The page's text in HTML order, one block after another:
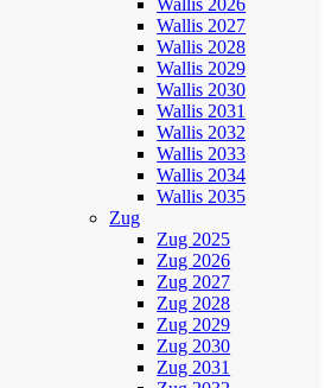
Wallis 2026
Wallis 2027
Wallis 2028
Wallis 2029
Wallis 2030
Wallis 2031
Wallis 2032
Wallis 2033
Wallis 2034
Wallis 2035
Zug
Zug 2025
Zug 2026
Zug 2027
Zug 2028
Zug 2029
Zug 2030
Zug 2031